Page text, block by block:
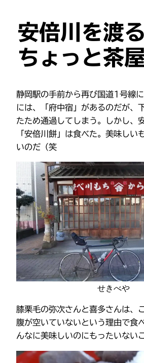
安倍川を渡
ちょっと茶
静岡駅の手前から再び国道1号線
には、「府中宿」があるのだが、
たため通過してしまう。しかし、
「安倍川餅」は食べた。美味しい
いのだ（笑
せきべや
膝栗毛の弥次さんと喜多さんは、
腹が空いていないという理由で食
んなに美味しいのにもったいない